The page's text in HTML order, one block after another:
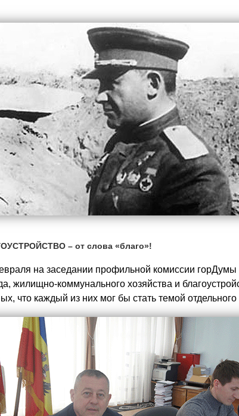
– от слова «благо»!
на заседании профильной комиссии
жилищно-коммунального хозяйства и
что каждый из них мог бы стать темой отдельного